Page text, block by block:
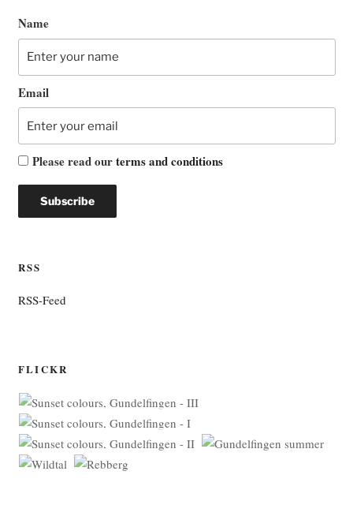
Name
Email
Please read ourterms and conditions
RSS
RSS-Feed
FLICKR